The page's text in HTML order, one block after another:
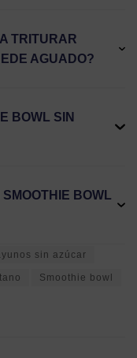
TRITURAR
AGUADO?
BOWL SIN
BOWL
sin azúcar
Smoothie bowl